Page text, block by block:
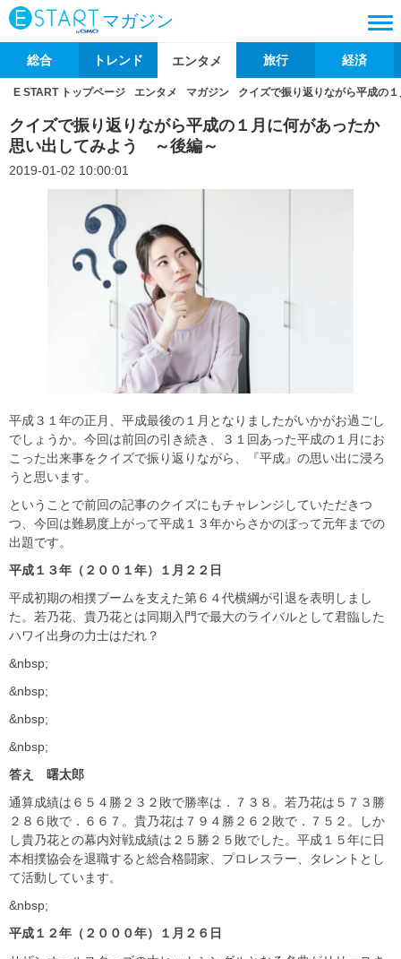
マガジン
総合 トレンド エンタメ 旅行 経済
E START トップページ エンタメ マガジン クイズで振り返りながら平成の
クイズで振り返りながら平成の１月に何があったか
思い出してみよう ～後編～
2019-01-02 10:00:01
平成３１年の正月、平成最後の１月となりましたがいかがお過ごし
でしょうか。今回は前回の引き続き、３１回あった平成の１月にお
こった出来事をクイズで振り返りながら、『平成』の思い出に浸ろ
うと思います。
ということで前回の記事のクイズにもチャレンジしていただきつ
つ、今回は難易度上がって平成１３年からさかのぼって元年までの
出題です。
平成１３年（２００１年）１月２２日
平成初期の相撲ブームを支えた第６４代横綱が引退を表明しまし
た。若乃花、貴乃花とは同期入門で最大のライバルとして君臨した
ハワイ出身の力士はだれ？
&nbsp;
&nbsp;
&nbsp;
&nbsp;
答え 曙太郎
通算成績は６５４勝２３２敗で勝率は．７３８。若乃花は５７３勝
２８６敗で．６６７。貴乃花は７９４勝２６２敗で．７５２。しか
し貴乃花との幕内対戦成績は２５勝２５敗でした。平成１５年に日
本相撲協会を退職すると総合格闘家、プロレスラー、タレントとし
て活動しています。
&nbsp;
平成１２年（２０００年）１月２６日